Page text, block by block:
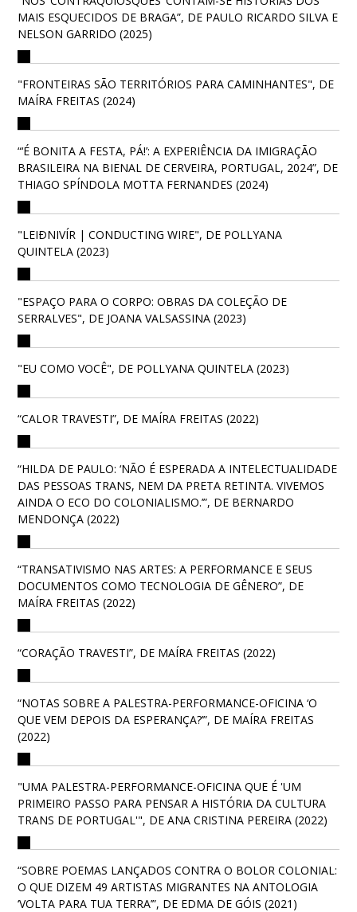
MAIS ESQUECIDOS DE BRAGA”, DE PAULO RICARDO SILVA E
NELSON GARRIDO (2025)
"FRONTEIRAS SÃO TERRITÓRIOS PARA CAMINHANTES", DE
MAÍRA FREITAS (2024)
“‘É BONITA A FESTA, PÁ!’: A EXPERIÊNCIA DA IMIGRAÇÃO
BRASILEIRA NA BIENAL DE CERVEIRA, PORTUGAL, 2024”, DE
THIAGO SPÍNDOLA MOTTA FERNANDES (2024)
"LEIÐNIVÍR | CONDUCTING WIRE", DE POLLYANA
QUINTELA (2023)
"ESPAÇO PARA O CORPO: OBRAS DA COLEÇÃO DE
SERRALVES", DE JOANA VALSASSINA (2023)
"EU COMO VOCÊ", DE POLLYANA QUINTELA (2023)
“CALOR TRAVESTI”, DE MAÍRA FREITAS (2022)
“HILDA DE PAULO: ‘NÃO É ESPERADA A INTELECTUALIDADE
DAS PESSOAS TRANS, NEM DA PRETA RETINTA. VIVEMOS
AINDA O ECO DO COLONIALISMO.’”, DE BERNARDO
MENDONÇA (2022)
“TRANSATIVISMO NAS ARTES: A PERFORMANCE E SEUS
DOCUMENTOS COMO TECNOLOGIA DE GÊNERO”, DE
MAÍRA FREITAS (2022)
“CORAÇÃO TRAVESTI”, DE MAÍRA FREITAS (2022)
“NOTAS SOBRE A PALESTRA-PERFORMANCE-OFICINA ‘O
QUE VEM DEPOIS DA ESPERANÇA?’”, DE MAÍRA FREITAS
(2022)
"UMA PALESTRA-PERFORMANCE-OFICINA QUE É 'UM
PRIMEIRO PASSO PARA PENSAR A HISTÓRIA DA CULTURA
TRANS DE PORTUGAL'", DE ANA CRISTINA PEREIRA (2022)
“SOBRE POEMAS LANÇADOS CONTRA O BOLOR COLONIAL:
O QUE DIZEM 49 ARTISTAS MIGRANTES NA ANTOLOGIA
‘VOLTA PARA TUA TERRA’”, DE EDMA DE GÓIS (2021)